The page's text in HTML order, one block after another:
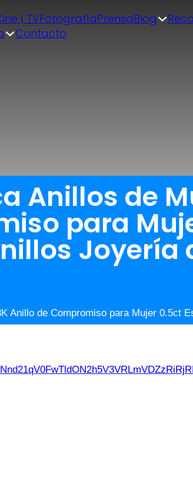
| TVFotografíaPrensaBlog
Contacto
Anillos de
para
Joyería
Anillo de Compromiso para Mujer 0.5ct